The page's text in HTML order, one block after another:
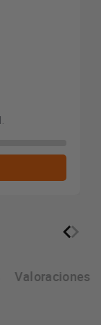
Valoraciones